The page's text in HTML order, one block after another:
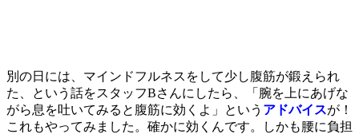
別の日には、マインドフルネスをして少し腹筋が鍛えられ
た、という話をスタッフBさんにしたら、「腕を上にあげな
がら息を吐いてみると腹筋に効くよ」という アドバイスが！
これもやってみました。確かに効くんです。しかも腰に負担